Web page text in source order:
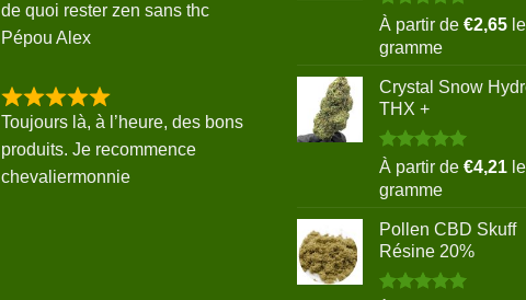
de quoi rester zen sans thc
Pépou Alex
Toujours là, à l’heure, des bons
produits. Je recommence
chevaliermonnie
Note5.00
sur 5
À partir de €2,65 le
gramme
Crystal Snow
THX +
Note5.00
sur 5
À partir de €4,21 le
gramme
Pollen CBD Skuff
Résine 20%